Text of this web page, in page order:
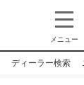
メニュー
ディーラー検索